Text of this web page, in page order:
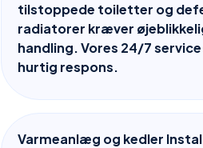
tilstoppede toiletter og
radiatorer kræver
handling. Vores 24/7
hurtig respons.
Varmeanlæg og kedler